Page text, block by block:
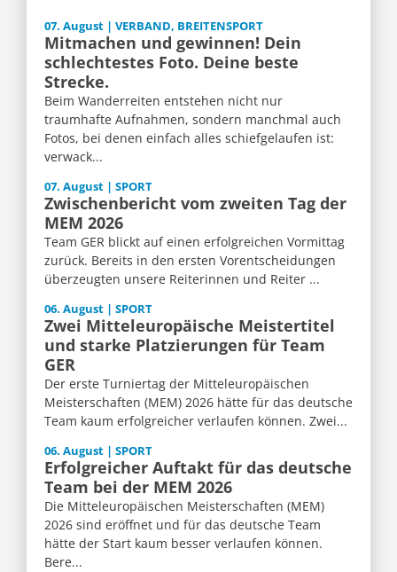
07. August | VERBAND, BREITENSPORT
Mitmachen und gewinnen! Dein
schlechtestes Foto. Deine beste
Strecke.
Beim Wanderreiten entstehen nicht nur
traumhafte Aufnahmen, sondern manchmal auch
Fotos, bei denen einfach alles schiefgelaufen ist:
verwack...
07. August | SPORT
Zwischenbericht vom zweiten Tag der
MEM 2026
Team GER blickt auf einen erfolgreichen Vormittag
zurück. Bereits in den ersten Vorentscheidungen
überzeugten unsere Reiterinnen und Reiter ...
06. August | SPORT
Zwei Mitteleuropäische Meistertitel
und starke Platzierungen für Team
GER
Der erste Turniertag der Mitteleuropäischen
Meisterschaften (MEM) 2026 hätte für das deutsche
Team kaum erfolgreicher verlaufen können. Zwei...
06. August | SPORT
Erfolgreicher Auftakt für das deutsche
Team bei der MEM 2026
Die Mitteleuropäischen Meisterschaften (MEM)
2026 sind eröffnet und für das deutsche Team
hätte der Start kaum besser verlaufen können.
Bere...